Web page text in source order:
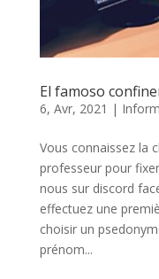
El famoso
6, Avr, 2021 |
Vous connaissez la
professeur pour
nous sur discord
effectuez une
choisir un
prénom...